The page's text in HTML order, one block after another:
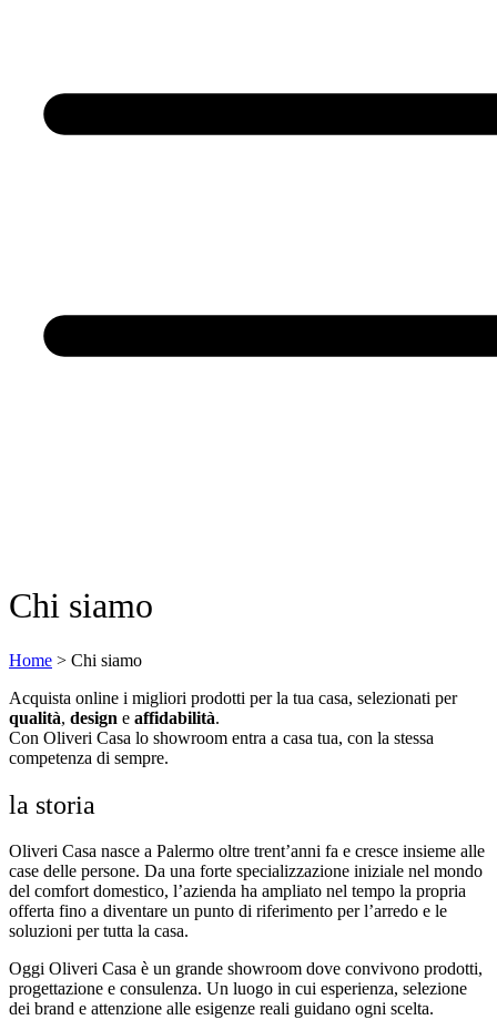
Chi siamo
Home > Chi siamo
Acquista online i migliori prodotti per la tua casa, selezionati per
qualità, design e affidabilità.
Con Oliveri Casa lo showroom entra a casa tua, con la stessa
competenza di sempre.
la storia
Oliveri Casa nasce a Palermo oltre trent’anni fa e cresce insieme alle
case delle persone. Da una forte specializzazione iniziale nel mondo
del comfort domestico, l’azienda ha ampliato nel tempo la propria
offerta fino a diventare un punto di riferimento per l’arredo e le
soluzioni per tutta la casa.
Oggi Oliveri Casa è un grande showroom dove convivono prodotti,
progettazione e consulenza. Un luogo in cui esperienza, selezione
dei brand e attenzione alle esigenze reali guidano ogni scelta.